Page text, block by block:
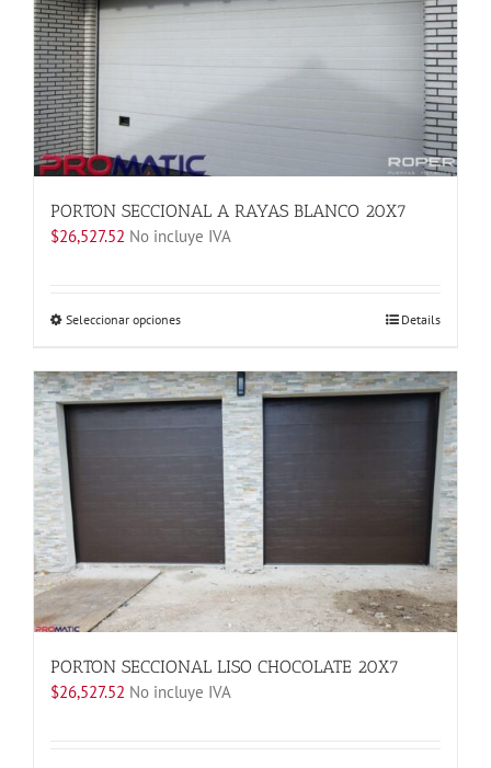
opciones
página
de
producto
PORTON SECCIONAL A RAYAS BLANCO 20X7
$26,527.52 No incluye IVA
Seleccionar opcionesEste
tiene
múltiples
variantes.
opciones
pueden
en
la
página
de
producto
Details
PORTON SECCIONAL LISO CHOCOLATE 20X7
$26,527.52 No incluye IVA